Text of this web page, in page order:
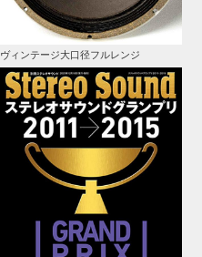
ヴィンテージ大口径フルレンジ